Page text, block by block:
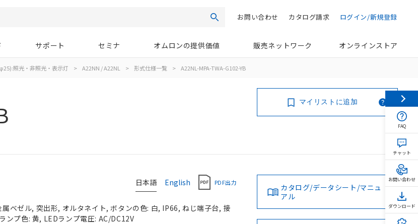
検索 ログイン/新規登録
カタログ請求
お問い合わせ
サポート セミナ オムロンの提供価値 販売ネットワーク オンラインストア
照光・非照光・表示灯 > A22NN / A22NL > 形式仕様一覧 > A22NL-MPA-TWA-G102-YB
マイリストに追加
日本語 English PDF出力
ベゼル, 突出形, オルタネイト, ボタンの色: 白, IP66, ねじ端子台, 接
ンプ色: 黄, LEDランプ電圧: AC/DC12V
カタログ/データシート/マニュ
アル
FAQ
チャット
お問い合わせ
ダウンロード